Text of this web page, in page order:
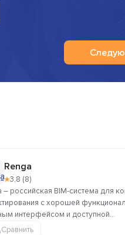
Renga
★3,8 (8)
– российская BIM-система для
с хорошей
интерфейсом и доступной...
Сравнить